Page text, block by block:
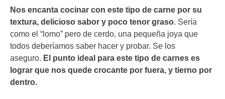
Nos encanta cocinar con este tipo de carne por su
textura, delicioso sabor y poco tenor graso. Sería
como el “lomo” pero de cerdo, una pequeña joya que
todos deberíamos saber hacer y probar. Se los
aseguro. El punto ideal para este tipo de carnes es
lograr que nos quede crocante por fuera, y tierno por
dentro.